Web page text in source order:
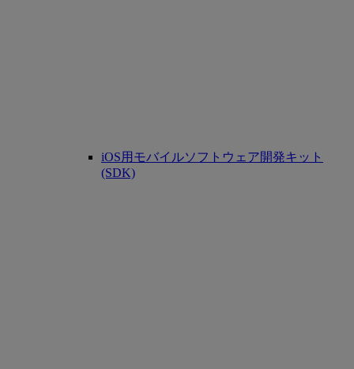
iOS用モバイルソフトウェア開発キット
(SDK)